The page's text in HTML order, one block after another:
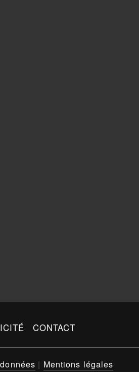
CONTACT
| Mentions légales